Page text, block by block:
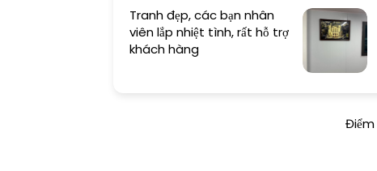
Tranh đẹp, các bạn nhân
viên lắp nhiệt tình, rất hỗ trợ
khách hàng
Điểm